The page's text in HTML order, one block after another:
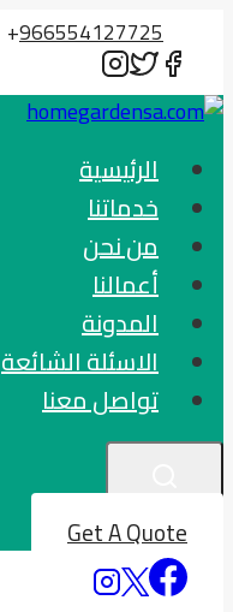
المحتوى
966554127725
+
الرئيسية
خدماتنا
من نحن
أعمالنا
المدونة
الاسئلة الشائعة
تواصل معنا
Get A Quote